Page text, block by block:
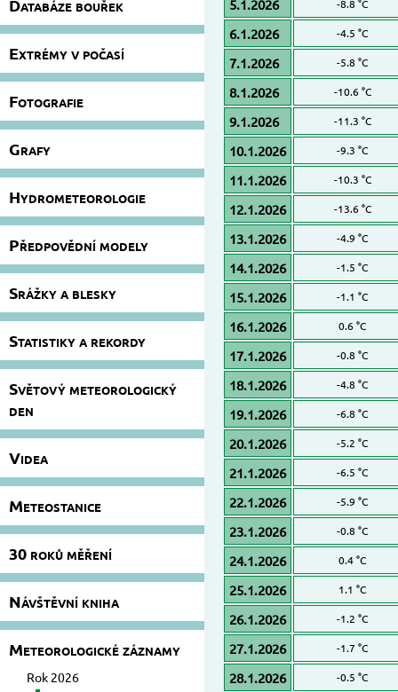
Databáze bouřek
Extrémy v počasí
Fotografie
Grafy
Hydrometeorologie
Předpovědní modely
Srážky a blesky
Statistiky a rekordy
Světový meteorologický
den
Videa
Meteostanice
30 roků měření
Návštěvní kniha
Meteorologické záznamy
Rok 2026
5.1.2026 -8.8 °C
6.1.2026 -4.5 °C
7.1.2026 -5.8 °C
8.1.2026 -10.6 °C
9.1.2026 -11.3 °C
10.1.2026 -9.3 °C
11.1.2026 -10.3 °C
12.1.2026 -13.6 °C
13.1.2026 -4.9 °C
14.1.2026 -1.5 °C
15.1.2026 -1.1 °C
16.1.2026 0.6 °C
17.1.2026 -0.8 °C
18.1.2026 -4.8 °C
19.1.2026 -6.8 °C
20.1.2026 -5.2 °C
21.1.2026 -6.5 °C
22.1.2026 -5.9 °C
23.1.2026 -0.8 °C
24.1.2026 0.4 °C
25.1.2026 1.1 °C
26.1.2026 -1.2 °C
27.1.2026 -1.7 °C
28.1.2026 -0.5 °C